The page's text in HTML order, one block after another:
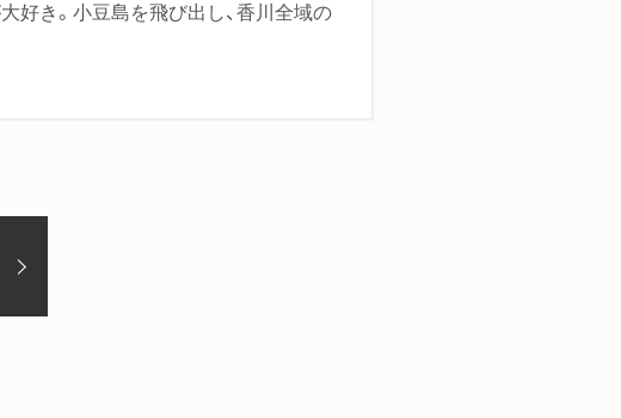
好き。小豆島を飛び出し、香川全域の